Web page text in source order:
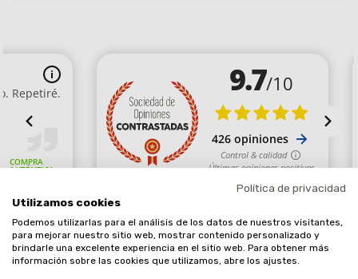
Comerciante aprobado por la Sociedad de Opiniones Contrastadas,
haga clic aquí para mostrar el certificado.
Política de privacidad
Utilizamos cookies
Podemos utilizarlas para el análisis de los datos de nuestros visitantes,
para mejorar nuestro sitio web, mostrar contenido personalizado y
brindarle una excelente experiencia en el sitio web. Para obtener más
información sobre las cookies que utilizamos, abre los ajustes.